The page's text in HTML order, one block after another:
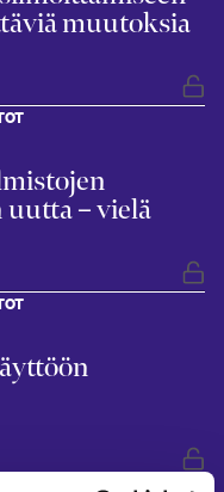
muutoksia
– vielä